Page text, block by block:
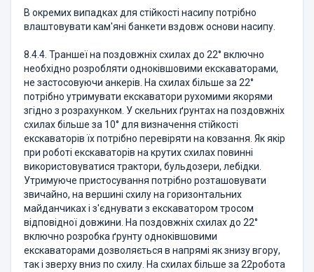
В окремих випадках для стійкості насипу потрібно
влаштовувати кам'яні банкети вздовж основи насипу.
8.4.4. Траншеї на поздовжніх схилах до 22° включно
необхідно розробляти одноківшовими екскаваторами,
не застосовуючи анкерів. На схилах більше за 22°
потрібно утримувати екскаватори рухомими якорями
згідно з розрахунком. У скельних ґрунтах на поздовжніх
схилах більше за 10° для визначення стійкості
екскаваторів їх потрібно перевіряти на ковзання. Як якір
при роботі екскаваторів на крутих схилах повинні
використовуватися трактори, бульдозери, лебідки.
Утримуюче пристосування потрібно розташовувати
звичайно, на вершині схилу на горизонтальних
майданчиках і з'єднувати з екскаватором тросом
відповідної довжини. На поздовжніх схилах до 22°
включно розробка ґрунту одноківшовими
екскаваторами дозволяється в напрямі як знизу вгору,
так і зверху вниз по схилу. На схилах більше за 22робота